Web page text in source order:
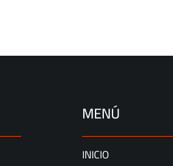
MENÚ
INICIO